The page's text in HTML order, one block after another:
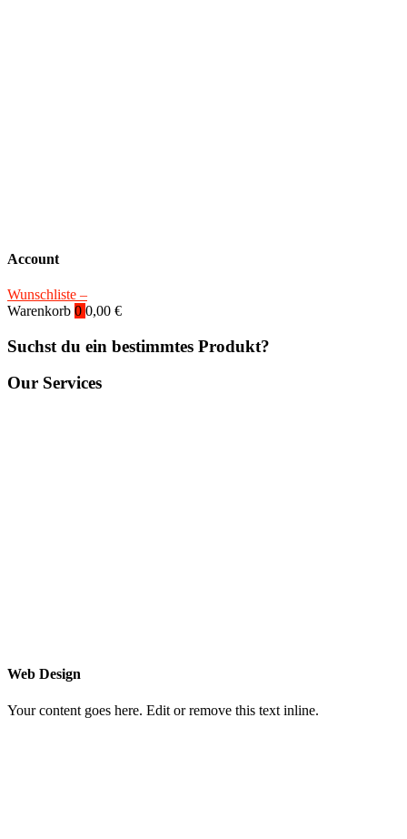
Account
Wunschliste –
Warenkorb 0 0,00 €
Suchst du ein bestimmtes Produkt?
Our Services
Web Design
Your content goes here. Edit or remove this text inline.